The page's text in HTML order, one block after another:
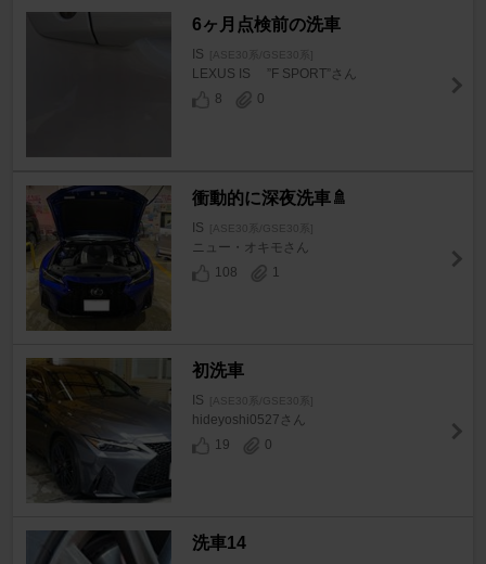
6ヶ月点検前の洗車
IS [ASE30系/GSE30系]
LEXUS IS ”F SPORT”さん
8
0
衝動的に深夜洗車🚿
IS [ASE30系/GSE30系]
ニュー・オキモさん
108
1
初洗車
IS [ASE30系/GSE30系]
hideyoshi0527さん
19
0
洗車14